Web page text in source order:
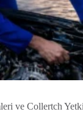
ve Collertch